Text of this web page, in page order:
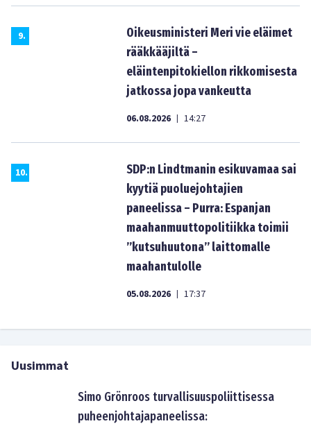
9.
Oikeusministeri Meri vie eläimet
rääkkääjiltä –
eläintenpitokiellon rikkomisesta
jatkossa jopa vankeutta
06.08.2026 | 14:27
10.
SDP:n Lindtmanin esikuvamaa sai
kyytiä puoluejohtajien
paneelissa – Purra: Espanjan
maahanmuuttopolitiikka toimii
”kutsuhuutona” laittomalle
maahantulolle
05.08.2026 | 17:37
Uusimmat
Simo Grönroos turvallisuuspoliittisessa
puheenjohtajapaneelissa: